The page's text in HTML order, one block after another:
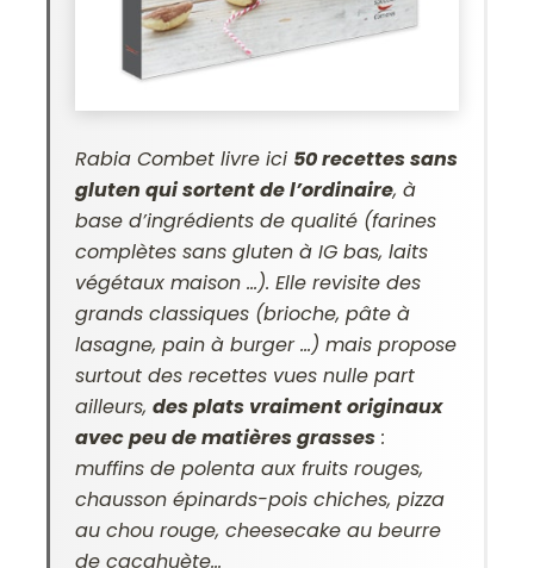
Rabia Combet livre ici 50 recettes sans
gluten qui sortent de l’ordinaire, à
base d’ingrédients de qualité (farines
complètes sans gluten à IG bas, laits
végétaux maison …). Elle revisite des
grands classiques (brioche, pâte à
lasagne, pain à burger …) mais propose
surtout des recettes vues nulle part
ailleurs,des plats vraiment originaux
avec peu de matières grasses :
muffins de polenta aux fruits rouges,
chausson épinards-pois chiches, pizza
au chou rouge, cheesecake au beurre
de cacahuète…